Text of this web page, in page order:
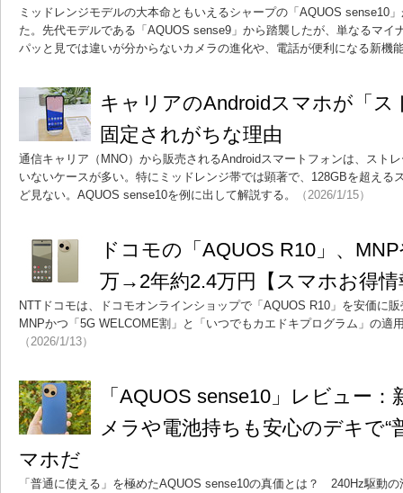
ミッドレンジモデルの大本命ともいえるシャープの「AQUOS sense10
た。先代モデルである「AQUOS sense9」から踏襲したが、単なるマイ
パッと見では違いが分からないカメラの進化や、電話が便利になる新機
キャリアのAndroidスマホが「ス
固定されがちな理由
通信キャリア（MNO）から販売されるAndroidスマートフォンは、スト
いないケースが多い。特にミッドレンジ帯では顕著で、128GBを超える
ど見ない。AQUOS sense10を例に出して解説する。
（2026/1/15）
ドコモの「AQUOS R10」、
万→2年約2.4万円【スマホお得情
NTTドコモは、ドコモオンラインショップで「AQUOS R10」を安価に
MNPかつ「5G WELCOME割」と「いつでもカエドキプログラム」の適
（2026/1/13）
「AQUOS sense10」レビュー
メラや電池持ちも安心のデキで“
マホだ
「普通に使える」を極めたAQUOS sense10の真価とは？ 240Hz駆動